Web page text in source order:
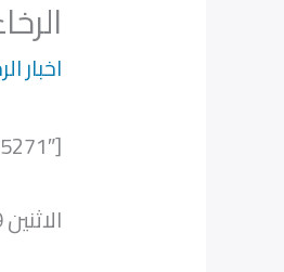
اخبار
[img-slider id=”5271″]
الاثنين 29 / 7 / 2019م